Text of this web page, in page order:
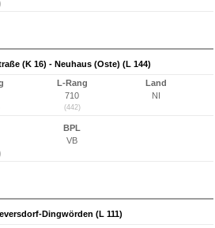
(K 16) - Neuhaus (Oste) (L 144)
L-Rang
710
(442)
Land
NI
BPL
VB
Dingwörden (L 111)